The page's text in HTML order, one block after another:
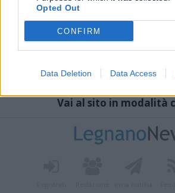
Opted Out
CONFIRM
Data Deletion Data Access
Vai al sito in modalità